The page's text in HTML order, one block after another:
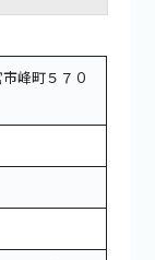
峰町５７０